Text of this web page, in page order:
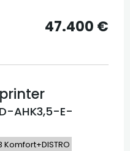
47.400 €
AHK3,5-E-